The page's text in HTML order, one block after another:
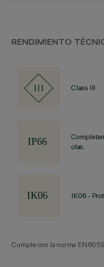
RENDIMIENTO
Class III
olas.
IK06 -
Cumple con la norma